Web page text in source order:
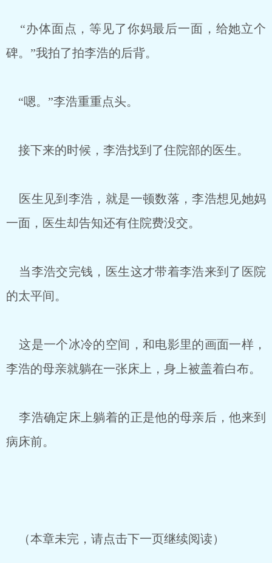
“办体面点，等见了你妈最后一面，给她立个
碑。”我拍了拍李浩的后背。
“嗯。”李浩重重点头。
接下来的时候，李浩找到了住院部的医生。
医生见到李浩，就是一顿数落，李浩想见她妈
一面，医生却告知还有住院费没交。
当李浩交完钱，医生这才带着李浩来到了医院
的太平间。
这是一个冰冷的空间，和电影里的画面一样，
李浩的母亲就躺在一张床上，身上被盖着白布。
李浩确定床上躺着的正是他的母亲后，他来到
病床前。
（本章未完，请点击下一页继续阅读）